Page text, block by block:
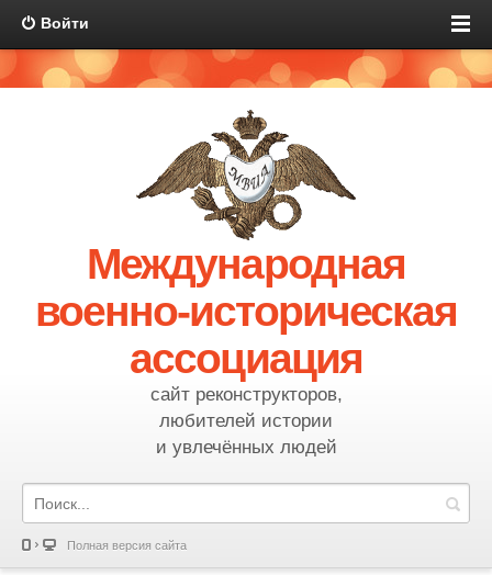
Войти
Международная
военно-историческая
ассоциация
сайт реконструкторов,
любителей истории
и увлечённых людей
Полная версия сайта